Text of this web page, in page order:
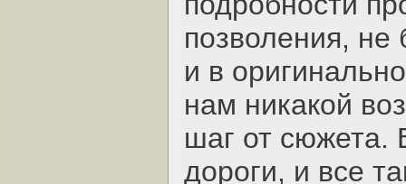
позволения, не
и в
нам никакой
шаг от сюжета.
дороги, и все